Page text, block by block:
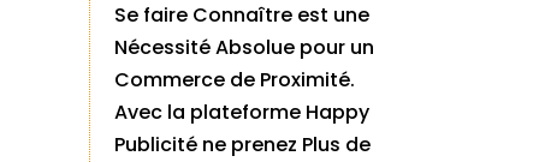
Se faire Connaître est une
Nécessité Absolue pour un
Commerce de Proximité.
Avec la plateforme Happy
Publicité ne prenez Plus de